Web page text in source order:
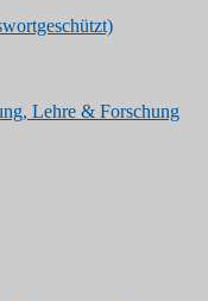
Lehre & Forschung